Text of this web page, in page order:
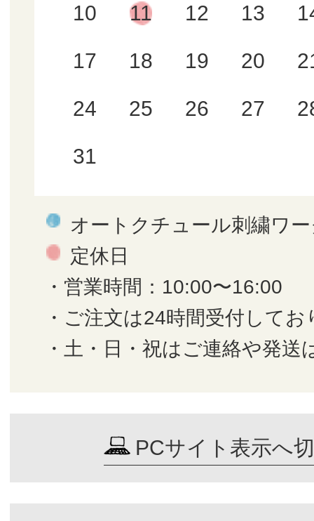
10 11 12 13
17 18 19 20
24 25 26 27
31
オートクチュール刺繍ワ
定休日
・営業時間：10:00〜16:00
・ご注文は24時間受付してお
・土・日・祝はご連絡や発送
PCサイト表示へ